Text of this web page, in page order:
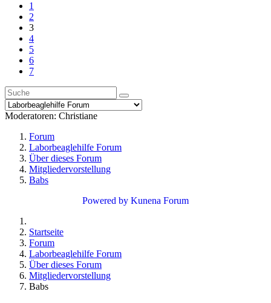
1
2
3
4
5
6
7
Moderatoren: Christiane
Forum
Laborbeaglehilfe Forum
Über dieses Forum
Mitgliedervorstellung
Babs
Powered by Kunena Forum
Startseite
Forum
Laborbeaglehilfe Forum
Über dieses Forum
Mitgliedervorstellung
Babs